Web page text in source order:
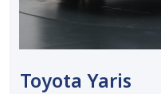
Toyota Yaris